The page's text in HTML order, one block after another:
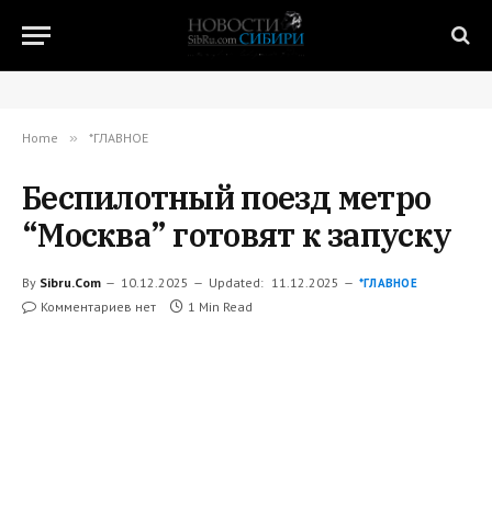
Home » *ГЛАВНОЕ
Беспилотный поезд метро
“Москва” готовят к запуску
By Sibru.Com 10.12.2025 Updated: 11.12.2025 *ГЛАВНОЕ
Комментариев нет 1 Min Read